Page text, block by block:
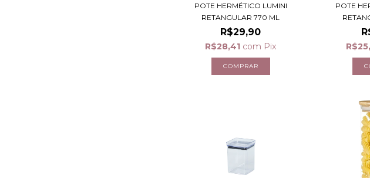
POTE HERMÉTICO LUMINI
RETANGULAR 770 ML
R$29,90
R$28,41 com Pix
POTE